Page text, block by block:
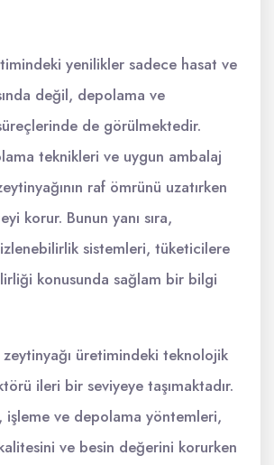
yenilikler sadece hasat ve
değil, depolama ve
de görülmektedir.
teknikleri ve uygun ambalaj
raf ömrünü uzatırken
korur. Bunun yanı sıra,
sistemleri, tüketicilere
konusunda sağlam bir bilgi
üretimindeki teknolojik
ileri bir seviyeye taşımaktadır.
işleme ve depolama yöntemleri,
ve besin değerini korurken